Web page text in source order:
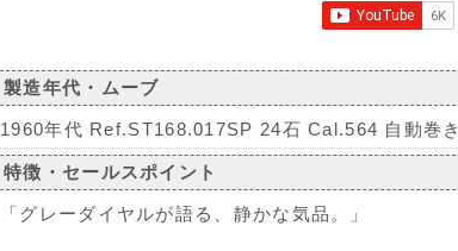
製造年代・ムーブ
1960年代 Ref.ST168.017SP 24石 Cal.564 自動巻き
特徴・セールスポイント
「グレーダイヤルが語る、静かな気品。」